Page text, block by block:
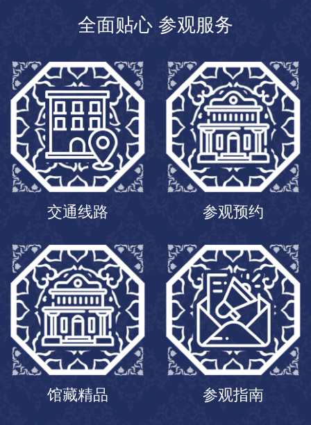
全面贴心 参观服务
交通线路 参观预约
馆藏精品 参观指南